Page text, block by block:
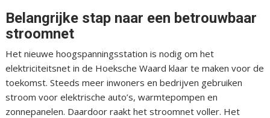
Belangrijke stap naar een betrouwbaar
stroomnet
Het nieuwe hoogspanningsstation is nodig om het
elektriciteitsnet in de Hoeksche Waard klaar te maken voor de
toekomst. Steeds meer inwoners en bedrijven gebruiken
stroom voor elektrische auto’s, warmtepompen en
zonnepanelen. Daardoor raakt het stroomnet voller. Het